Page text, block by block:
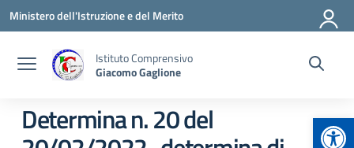
Vai ai contenuti
Vai al menu di navigazione
Vai al footer
Ministero dell'Istruzione e del Merito
Istituto Comprensivo
Giacomo Gaglione
Determina n. 20 del